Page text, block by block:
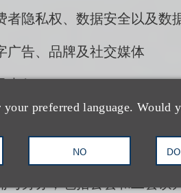
preferred language. Would
NO
者隐私权、数据安全以及数
广告、品牌及社交媒体
责任
和安全事务
相关法规
与劳务，包括公会和工会谈